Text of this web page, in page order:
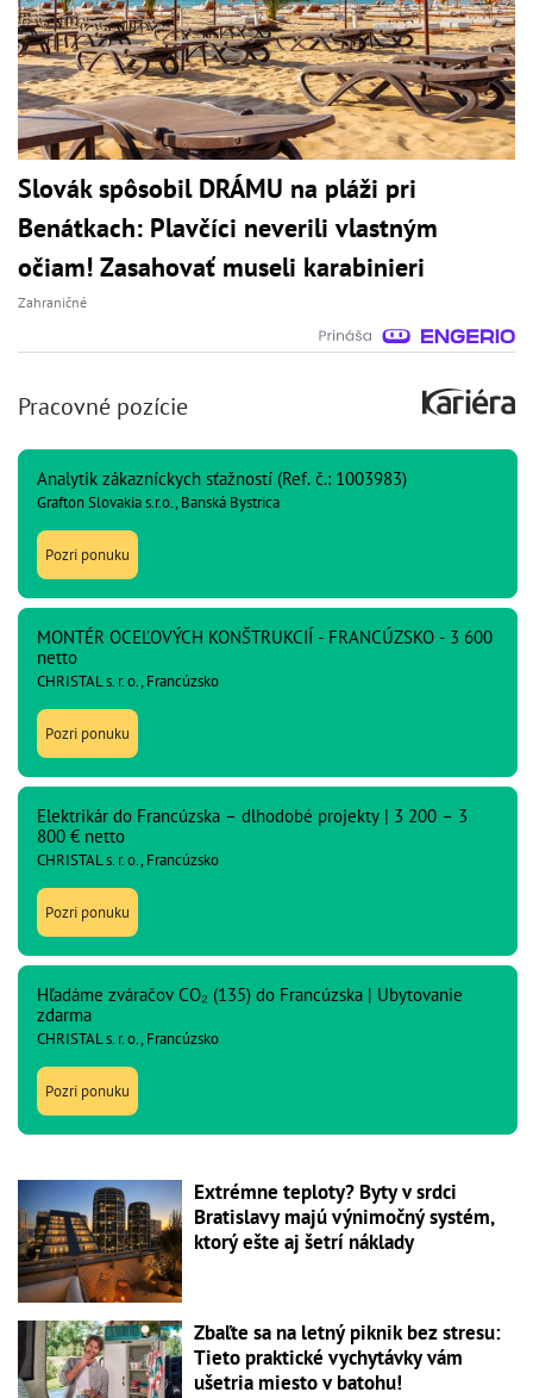
Slovák spôsobil DRÁMU na pláži pri
Benátkach: Plavčíci neverili vlastným
očiam! Zasahovať museli karabinieri
Zahraničné
Pracovné pozície
Analytik zákazníckych sťažností (Ref. č.: 1003983)
Grafton Slovakia s.r.o., Banská Bystrica
Pozri ponuku
MONTÉR OCEĽOVÝCH KONŠTRUKCIÍ - FRANCÚZSKO - 3 600
netto
CHRISTAL s. r. o., Francúzsko
Pozri ponuku
Elektrikár do Francúzska – dlhodobé projekty | 3 200 – 3
800 € netto
CHRISTAL s. r. o., Francúzsko
Pozri ponuku
Hľadáme zváračov CO₂ (135) do Francúzska | Ubytovanie
zdarma
CHRISTAL s. r. o., Francúzsko
Pozri ponuku
Extrémne teploty? Byty v srdci
Bratislavy majú výnimočný systém,
ktorý ešte aj šetrí náklady
Zbaľte sa na letný piknik bez stresu:
Tieto praktické vychytávky vám
ušetria miesto v batohu!